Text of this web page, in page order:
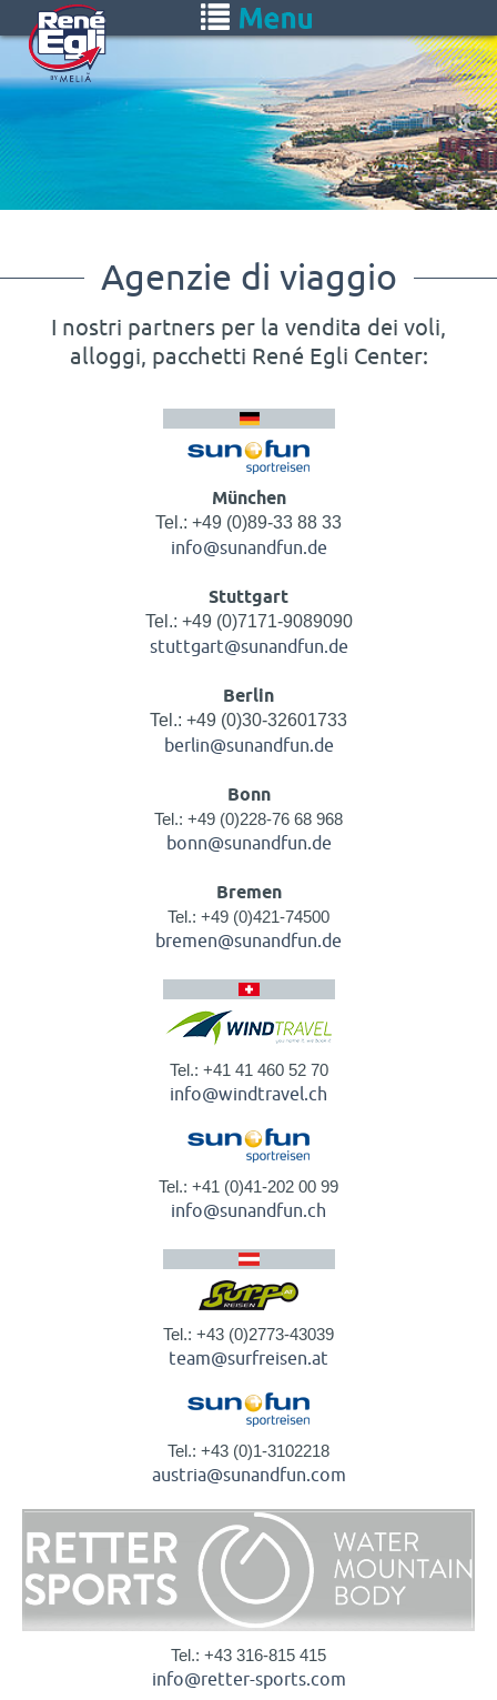
to
main
content
navigation
Agenzie di viaggio
I nostri partners per la vendita dei voli,
alloggi, pacchetti René Egli Center:
München
Tel.: +49 (0)89-33 88 33
info@sunandfun.de
Stuttgart
Tel.: +49 (0)7171-9089090
stuttgart@sunandfun.de
Berlin
Tel.: +49 (0)30-32601733
berlin@sunandfun.de
Bonn
Tel.: +49 (0)228-76 68 968
bonn@sunandfun.de
Bremen
Tel.: +49 (0)421-74500
bremen@sunandfun.de
Tel.: +41 41 460 52 70
info@windtravel.ch
Tel.: +41 (0)41-202 00 99
info@sunandfun.ch
Tel.: +43 (0)2773-43039
team@surfreisen.at
Tel.: +43 (0)1-3102218
austria@sunandfun.com
Tel.: +43 316-815 415
info@retter-sports.com